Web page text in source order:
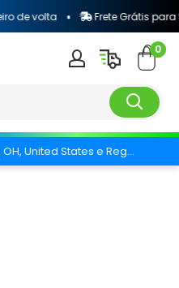
Frete Grátis para todo o
0
Frete grátis para Columbus, OH, United States e Região.